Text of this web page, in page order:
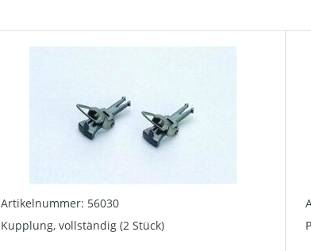
Artikelnummer: 56030
Kupplung, vollständig (2 Stück)